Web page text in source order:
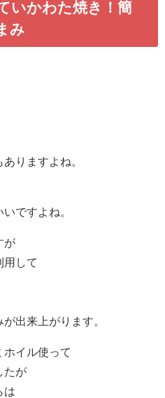
いかわた焼き！簡
み
りますよね。
ですよね。
が
用して
出来上がります。
ホイル使って
たが
は